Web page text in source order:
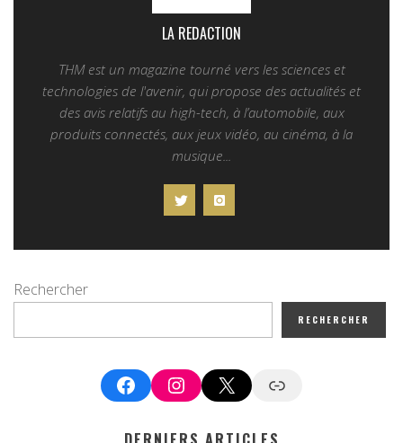
LA REDACTION
THM est un magazine tourné vers les sciences et
technologies de l'avenir, qui propose des actualités et
des avis relatifs au high-tech, à l’automobile, aux
produits connectés, aux jeux vidéo, au cinéma, à la
musique...
Rechercher
RECHERCHER
FacebookInstagram
X Google News